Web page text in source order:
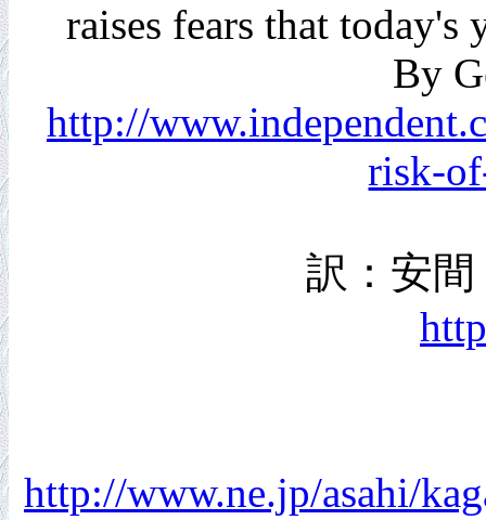
raises fears that today's
By
http://
risk-
訳：安
http://www.ne.jp/asahi/